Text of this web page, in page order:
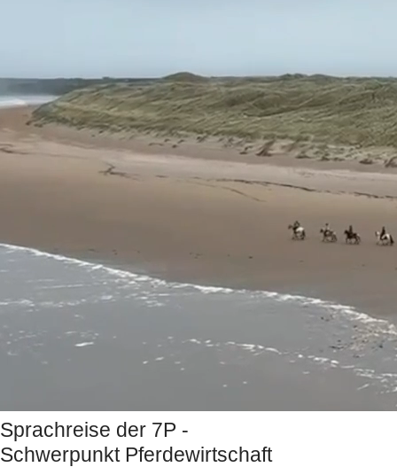
Sprachreise der 7P -
Schwerpunkt Pferdewirtschaft